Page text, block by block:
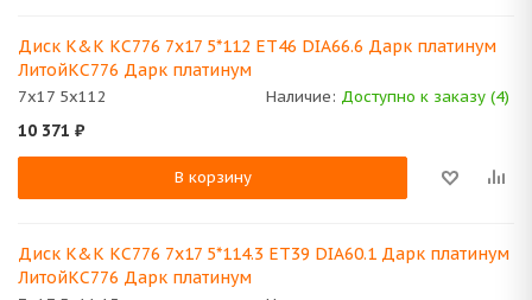
Диск K&K КС776 7x17 5*112 ET46 DIA66.6 Дарк платинум
ЛитойКС776 Дарк платинум
7x17 5x112 Наличие: Доступно к заказу (4)
10 371 ₽
В корзину
Диск K&K КС776 7x17 5*114.3 ET39 DIA60.1 Дарк платинум
ЛитойКС776 Дарк платинум